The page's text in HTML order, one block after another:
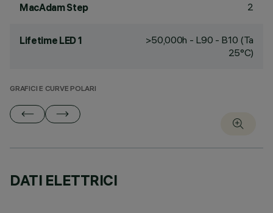
MacAdam Step 2
Lifetime LED 1
>50,000h - L90 - B10 (Ta
25°C)
GRAFICI E CURVE POLARI
DATI ELETTRICI